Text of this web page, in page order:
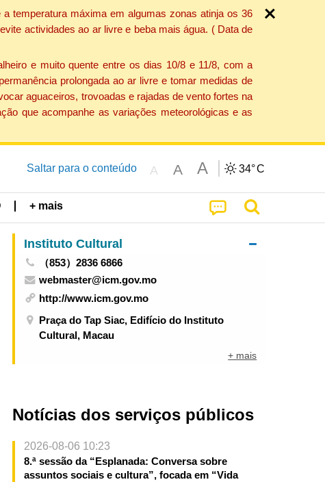
temperatura máxima em algumas zonas atinja os 36
actividades ao ar livre e beba mais água. ( Data de
e muito quente entre os dias 10/8 e 11/8, com a
prolongada ao ar livre e tomar medidas de
aguaceiros, trovoadas e rajadas de vento fortes na
que acompanhe as variações meteorológicas e as
Saltar para o conteúdo A A A 34°C
+ mais
Instituto Cultural
（853）2836 6866
webmaster@icm.gov.mo
http://www.icm.gov.mo
Praça do Tap Siac, Edifício do Instituto
Cultural, Macau
+ mais
Notícias dos serviços públicos
2026-08-06 10:23
8.ª sessão da “Esplanada: Conversa sobre
assuntos sociais e cultura”, focada em “Vida